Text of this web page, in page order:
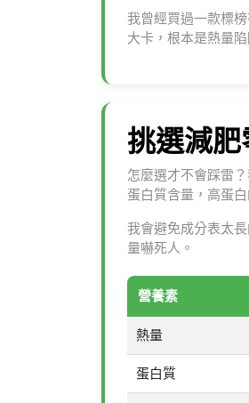
我曾經買過一款標
大卡，根本是熱量陷
挑選減肥
怎麼選才不會踩雷
蛋白質含量，高蛋
我會避免成分表太
量嚇死人。
營養素
熱量
蛋白質